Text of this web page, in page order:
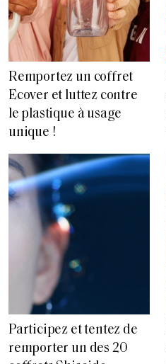
Remportez un coffret
Ecover et luttez contre
le plastique à usage
unique !
Participez et tentez de
remporter un des 20